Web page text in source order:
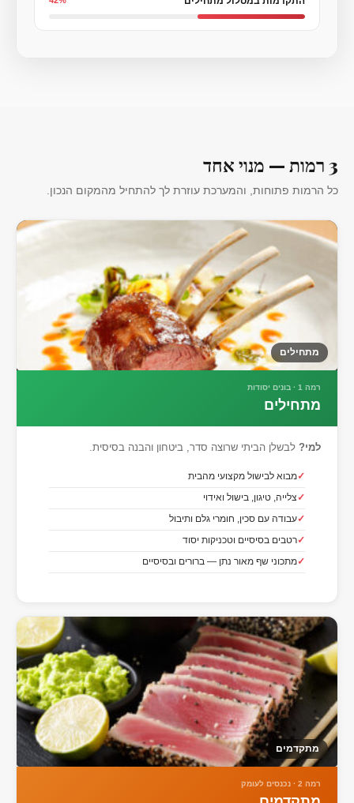
3 רמות — מנוי אחד
כל הרמות פתוחות, והמערכת עוזרת לך להתחיל מהמקום הנכון.
מתחילים
רמה 1 · בונים יסודות
מתחילים
למי?לבשלן הביתי שרוצה סדר, ביטחון והבנה בסיסית.
מבוא לבישול מקצועי מהבית
צלייה, טיגון, בישול ואידוי
עבודה עם סכין, חומרי גלם ותיבול
רטבים בסיסיים וטכניקות יסוד
מתכוני שף מאור נתן — ברורים ובסיסיים
מתקדמים
רמה 2 · נכנסים לעומק